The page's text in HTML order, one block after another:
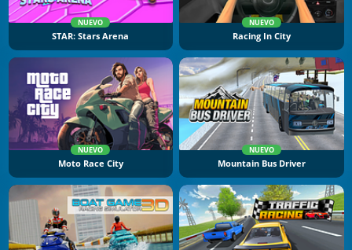
NUEVO
STAR: Stars Arena
NUEVO
Racing In City
NUEVO
Moto Race City
NUEVO
Mountain Bus Driver